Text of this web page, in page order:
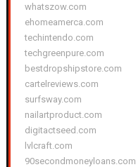
whatszow.com
ehomeamerca.com
techintendo.com
techgreenpure.com
bestdropshipstore.com
cartelreviews.com
surfsway.com
nailartproduct.com
digitactseed.com
lvlcraft.com
90secondmoneyloans.com